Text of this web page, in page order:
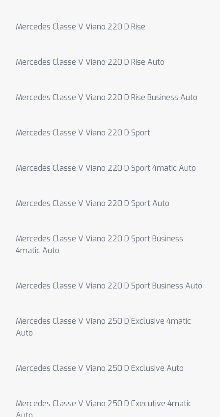
Mercedes Classe V Viano 220 D Rise
Mercedes Classe V Viano 220 D Rise Auto
Mercedes Classe V Viano 220 D Rise Business Auto
Mercedes Classe V Viano 220 D Sport
Mercedes Classe V Viano 220 D Sport 4matic Auto
Mercedes Classe V Viano 220 D Sport Auto
Mercedes Classe V Viano 220 D Sport Business
4matic Auto
Mercedes Classe V Viano 220 D Sport Business Auto
Mercedes Classe V Viano 250 D Exclusive 4matic
Auto
Mercedes Classe V Viano 250 D Exclusive Auto
Mercedes Classe V Viano 250 D Executive 4matic